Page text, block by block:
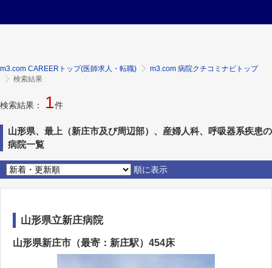
m3.com CAREERトップ(医師求人・転職)
m3.com 病院クチコミナビトップ
検索結果
検索結果： 1件
山形県、最上（新庄市及び周辺部）、産婦人科、呼吸器系疾患の
病院一覧
順に表示
山形県立新庄病院
山形県新庄市（最寄：新庄駅）454床